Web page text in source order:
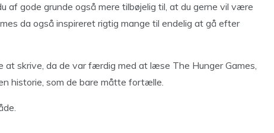
af gode grunde også mere tilbøjelig til, at du gerne vil være
da også inspireret rigtig mange til endelig at gå efter
at skrive, da de var færdig med at læse The Hunger Games,
historie, som de bare måtte fortælle.